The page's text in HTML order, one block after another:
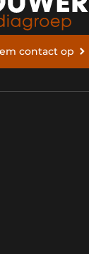
contact op